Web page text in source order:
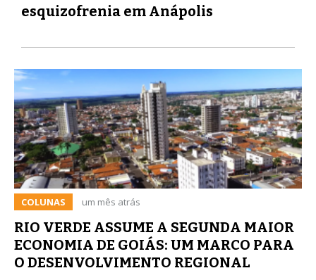
esquizofrenia em Anápolis
COLUNAS um mês atrás
RIO VERDE ASSUME A SEGUNDA MAIOR
ECONOMIA DE GOIÁS: UM MARCO PARA
O DESENVOLVIMENTO REGIONAL